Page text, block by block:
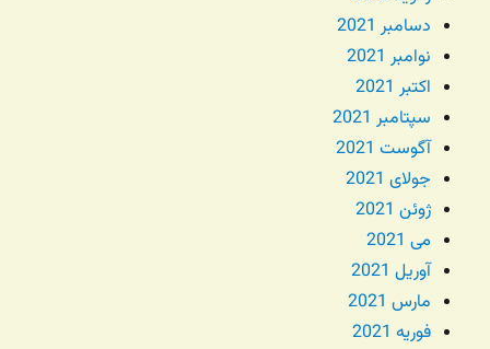
دسامبر 2021
نوامبر 2021
اکتبر 2021
سپتامبر 2021
آگوست 2021
جولای 2021
ژوئن 2021
می 2021
آوریل 2021
مارس 2021
فوریه 2021